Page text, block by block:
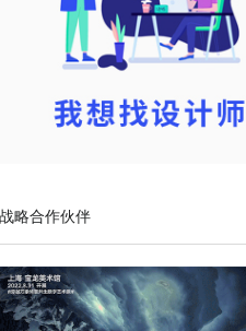
略合作伙伴